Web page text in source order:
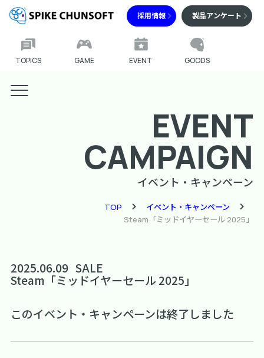
採用情報 製品アンケート
TOPICS GAME EVENT GOODS
EVENT
CAMPAIGN
イベント・キャンペーン
TOP
イベント・キャンペーン
Steam「ミッドイヤーセール 2025」
2025.06.09 SALE
Steam「ミッドイヤーセール 2025」
このイベント・キャンペーンは終了しました